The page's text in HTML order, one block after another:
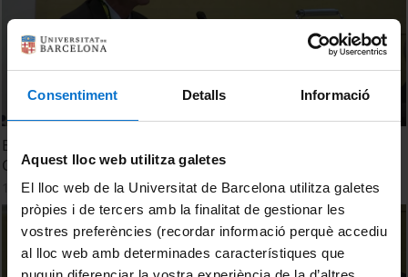
Consentiment Detalls Informació
Aquest lloc web utilitza galetes
El lloc web de la Universitat de Barcelona utilitza galetes
pròpies i de tercers amb la finalitat de gestionar les
vostres preferències (recordar informació perquè accediu
al lloc web amb determinades característiques que
Eudonorgan. Train the trainers face to face course. Press
Conference
18 setembre, 2017